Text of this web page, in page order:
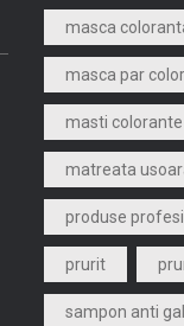
masca
masca par
masti
matreata
produse
prurit
sampon anti